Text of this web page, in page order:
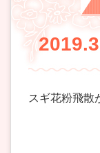
スギ花粉飛散